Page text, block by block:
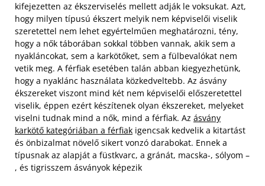
kifejezetten az ékszerviselés mellett adják le voksukat. Azt,
hogy milyen típusú ékszert melyik nem képviselői viselik
szeretettel nem lehet egyértelműen meghatározni, tény,
hogy a nők táborában sokkal többen vannak, akik sem a
nyakláncokat, sem a karkötőket, sem a fülbevalókat nem
vetik meg. A férfiak esetében talán abban kiegyezhetünk,
hogy a nyaklánc használata közkedveltebb. Az ásvány
ékszereket viszont mind két nem képviselői előszeretettel
viselik, éppen ezért készítenek olyan ékszereket, melyeket
viselni tudnak mind a nők, mind a férfiak. Az ásvány
karkötő kategóriában a férfiak igencsak kedvelik a kitartást
és önbizalmat növelő sikert vonzó darabokat. Ennek a
típusnak az alapját a füstkvarc, a gránát, macska-, sólyom –
, és tigrisszem ásványok képezik